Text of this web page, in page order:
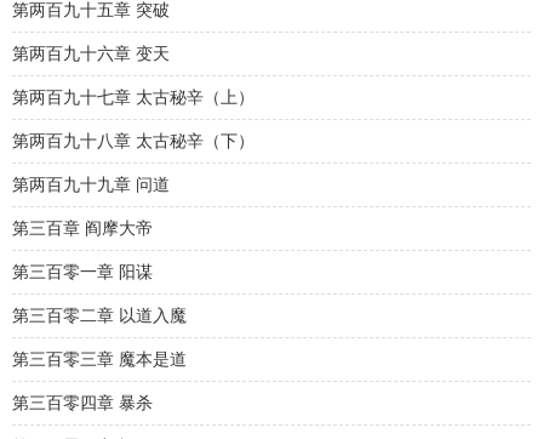
第两百九十五章 突破
第两百九十六章 变天
第两百九十七章 太古秘辛（上）
第两百九十八章 太古秘辛（下）
第两百九十九章 问道
第三百章 阎摩大帝
第三百零一章 阳谋
第三百零二章 以道入魔
第三百零三章 魔本是道
第三百零四章 暴杀